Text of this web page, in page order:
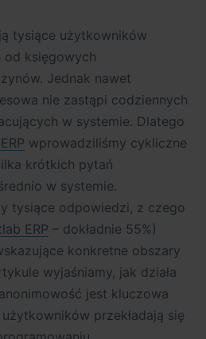
tysiące użytkowników
księgowych
Jednak nawet
nie zastąpi codziennych
w systemie. Dlatego
wprowadziliśmy cykliczne
krótkich pytań
w systemie.
tysiące odpowiedzi, z czego
ERP – dokładnie 55%)
konkretne obszary
wyjaśniamy, jak działa
jest kluczowa
przekładają się